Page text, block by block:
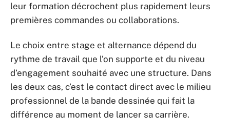
leur formation décrochent plus rapidement leurs
premières commandes ou collaborations.
Le choix entre stage et alternance dépend du
rythme de travail que l’on supporte et du niveau
d’engagement souhaité avec une structure. Dans
les deux cas, c’est le contact direct avec le milieu
professionnel de la bande dessinée qui fait la
différence au moment de lancer sa carrière.